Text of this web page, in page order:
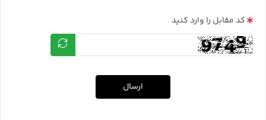
کد مقابل را وارد کنید
ارسال